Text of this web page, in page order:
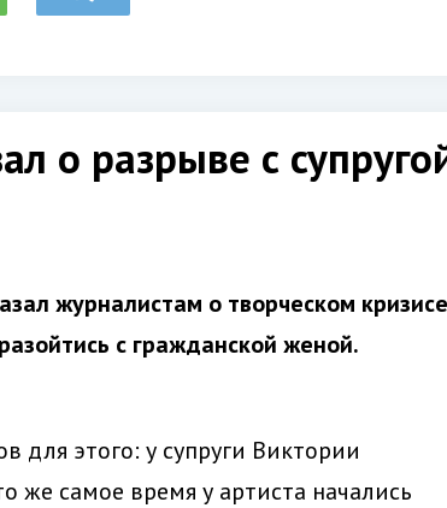
о разрыве с
журналистам о творческом кризисе
с гражданской женой.
для этого: у супруги Виктории
же самое время у артиста начались